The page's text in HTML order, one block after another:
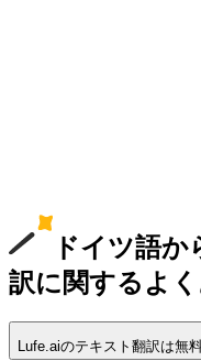
ドイツ語
訳に関するよ
Lufe.aiのテキスト翻訳は無